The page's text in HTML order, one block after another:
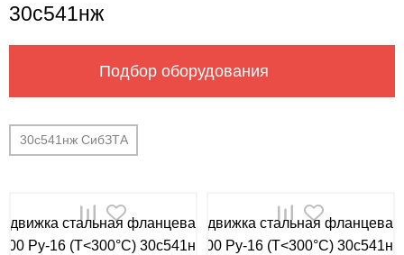
30с541нж
Подбор оборудования
30с541нж СибЗТА
ул.
Калужская,
info@example.com
8-
00-
00